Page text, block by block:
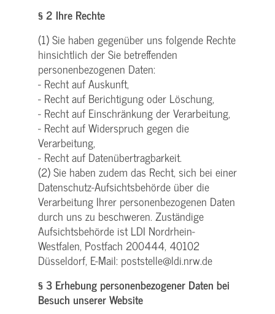
§ 2 Ihre Rechte
(1) Sie haben gegenüber uns folgende Rechte
hinsichtlich der Sie betreffenden
personenbezogenen Daten:
- Recht auf Auskunft,
- Recht auf Berichtigung oder Löschung,
- Recht auf Einschränkung der Verarbeitung,
- Recht auf Widerspruch gegen die
Verarbeitung,
- Recht auf Datenübertragbarkeit.
(2) Sie haben zudem das Recht, sich bei einer
Datenschutz-Aufsichtsbehörde über die
Verarbeitung Ihrer personenbezogenen Daten
durch uns zu beschweren. Zuständige
Aufsichtsbehörde ist LDI Nordrhein-
Westfalen, Postfach 200444, 40102
Düsseldorf, E-Mail: poststelle@ldi.nrw.de
§ 3 Erhebung personenbezogener Daten bei
Besuch unserer Website